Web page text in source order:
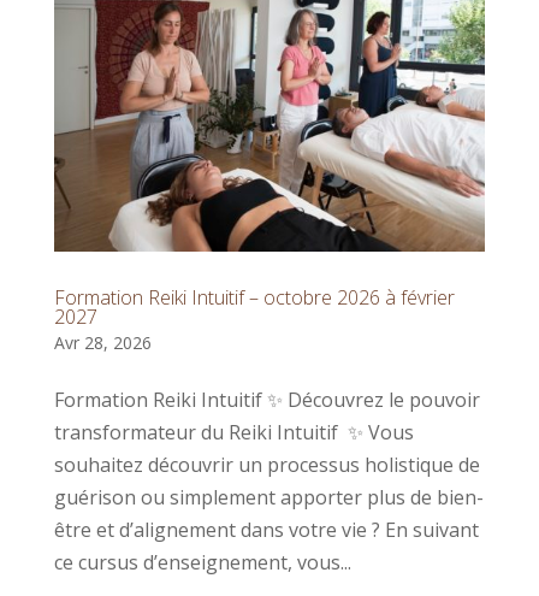
Formation Reiki Intuitif – octobre 2026 à février
2027
Avr 28, 2026
Formation Reiki Intuitif ✨ Découvrez le pouvoir
transformateur du Reiki Intuitif ✨ Vous
souhaitez découvrir un processus holistique de
guérison ou simplement apporter plus de bien-
être et d’alignement dans votre vie ? En suivant
ce cursus d’enseignement, vous...